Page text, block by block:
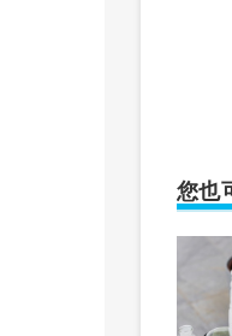
您也